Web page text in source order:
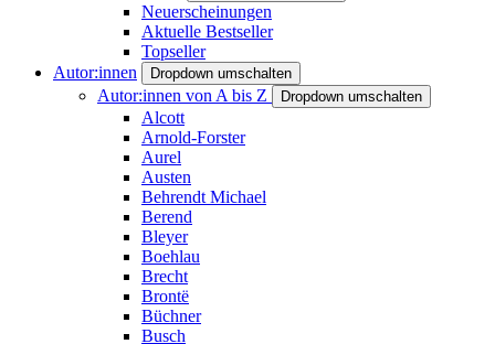
Neuerscheinungen
Aktuelle Bestseller
Topseller
Autor:innen
Dropdown umschalten
Autor:innen von A bis Z Dropdown umschalten
Alcott
Arnold-Forster
Aurel
Austen
Behrendt Michael
Berend
Bleyer
Boehlau
Brecht
Brontë
Büchner
Busch